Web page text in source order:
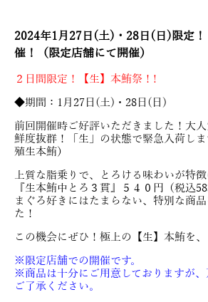
2024年1月27日(土)・28日(日)限定！
催！（限定店舗にて開催）
２日間限定！【生】本鮪祭！!
◆期間：1月27日(土)・28日(日)
前回開催時ご好評いただきました！大人
鮮度抜群！「生」の状態で緊急入荷し
殖生本鮪）
上質な脂乗りで、とろける味わいが特徴
『生本鮪中とろ３貫』５４０円（税込
まぐろ好きにはたまらない、特別な商
た！
この機会にぜひ！極上の【生】本鮪を
※限定店舗での開催です。
※商品は十分にご用意しておりますが
ご了承ください。